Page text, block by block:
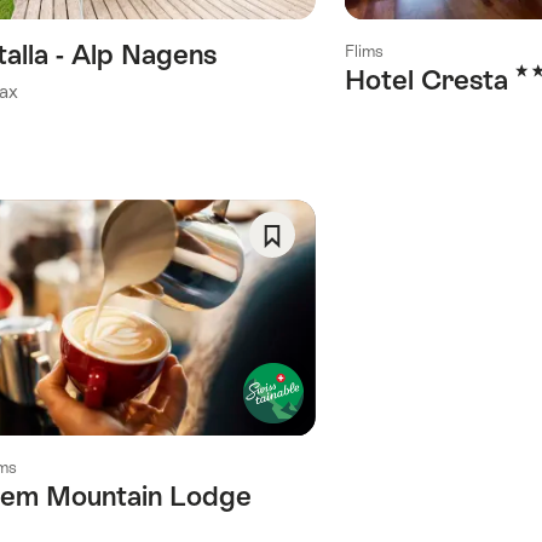
- Alp Nagens
souhaits
Flims
Hotel Cresta 3
Mountain Lodge
Enregistrer
Liste
de
souhaits